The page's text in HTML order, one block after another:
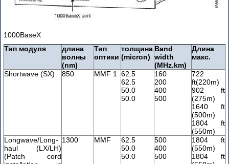
1000BaseX
Тип модуля
длина
волны
(nm)
Тип
оптики
толщина
(micron)
Band
width
(MHz.km)
Длина
макс.
Shortwave (SX) 850 MMF 1 62.5
62.5
50.0
50.0
160
200
400
500
722
ft(220m)
902 ft
(275m)
1640 ft
(500m)
1804 ft
(550m)
Longwave/Long-
haul (LX/LH)
(Patch cord
1300 MMF
62.5
50.0
50.0
500
400
500
1804 ft
(550m)
1804 ft